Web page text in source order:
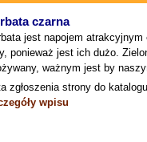
czarna
jest napojem
ponieważ jest ich dużo.
ważnym jest by
zgłoszenia strony do
wpisu